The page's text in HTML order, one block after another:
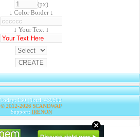
(px)
↓ Color Border ↓
↓ Your Text ↓
Today: 130 | Total: 439502
© 2012-2026 SCANDWAP
Support: IRENON